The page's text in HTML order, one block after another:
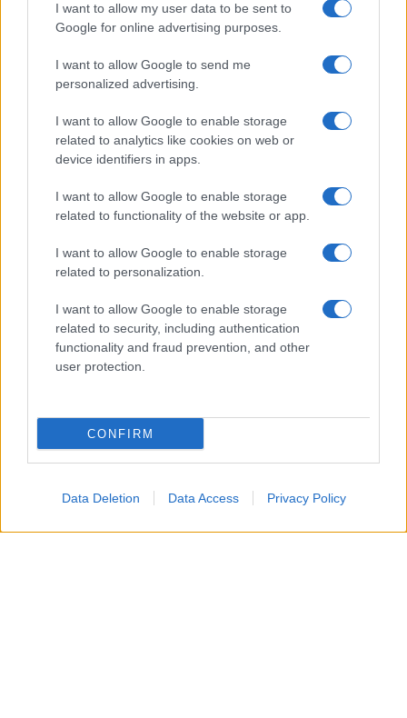
I want to allow my user data to be sent to
Google for online advertising purposes.
I want to allow Google to send me
personalized advertising.
I want to allow Google to enable storage
related to analytics like cookies on web or
device identifiers in apps.
I want to allow Google to enable storage
related to functionality of the website or app.
I want to allow Google to enable storage
related to personalization.
I want to allow Google to enable storage
related to security, including authentication
functionality and fraud prevention, and other
user protection.
CONFIRM
Data Deletion Data Access Privacy Policy
ICAM CGPJ MINISTERIO DE JUSTICIA
No te pierdas nada, suscríbete a
Confilegal
Secciones
Mundo
Tribunales
Áreas y
Profesionales
Política
Confilegal
Quiénes
Contacto
Aviso Legal
privacidad
Política de
Cookies
Contáctanos
626 044 615